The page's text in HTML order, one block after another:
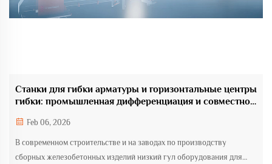
Станки для гибки арматуры и горизонтальные центры
гибки: промышленная дифференциация и совместное
Feb 06, 2026
В современном строительстве и на заводах по производству
сборных железобетонных изделий низкий гул оборудования для